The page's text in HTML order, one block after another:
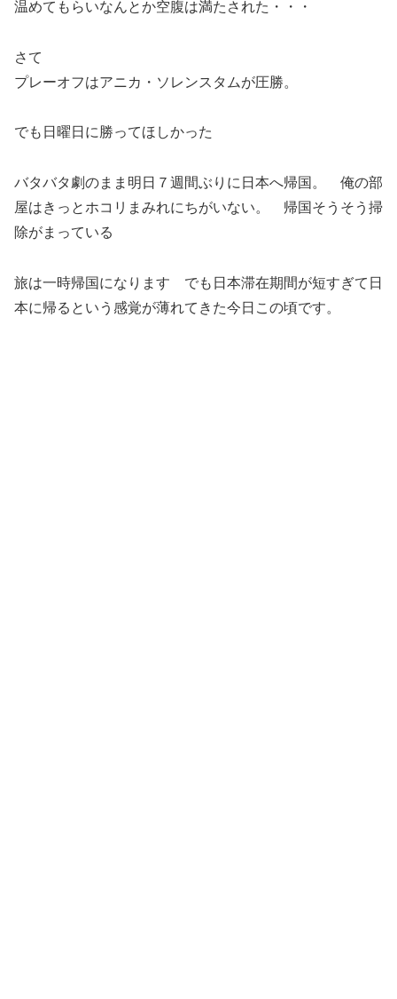
温めてもらいなんとか空腹は満たされた・・・
さて
プレーオフはアニカ・ソレンスタムが圧勝。
でも日曜日に勝ってほしかった
バタバタ劇のまま明日７週間ぶりに日本へ帰国。 俺の部
屋はきっとホコリまみれにちがいない。 帰国そうそう掃
除がまっている
旅は一時帰国になります でも日本滞在期間が短すぎて日
本に帰るという感覚が薄れてきた今日この頃です。